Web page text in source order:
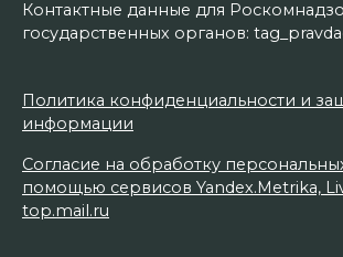
Контактные данные для
государственных органов:
Политика конфиденциальности и
информации
Согласие на обработку
помощью сервисов Yandex.Metrika,
top.mail.ru